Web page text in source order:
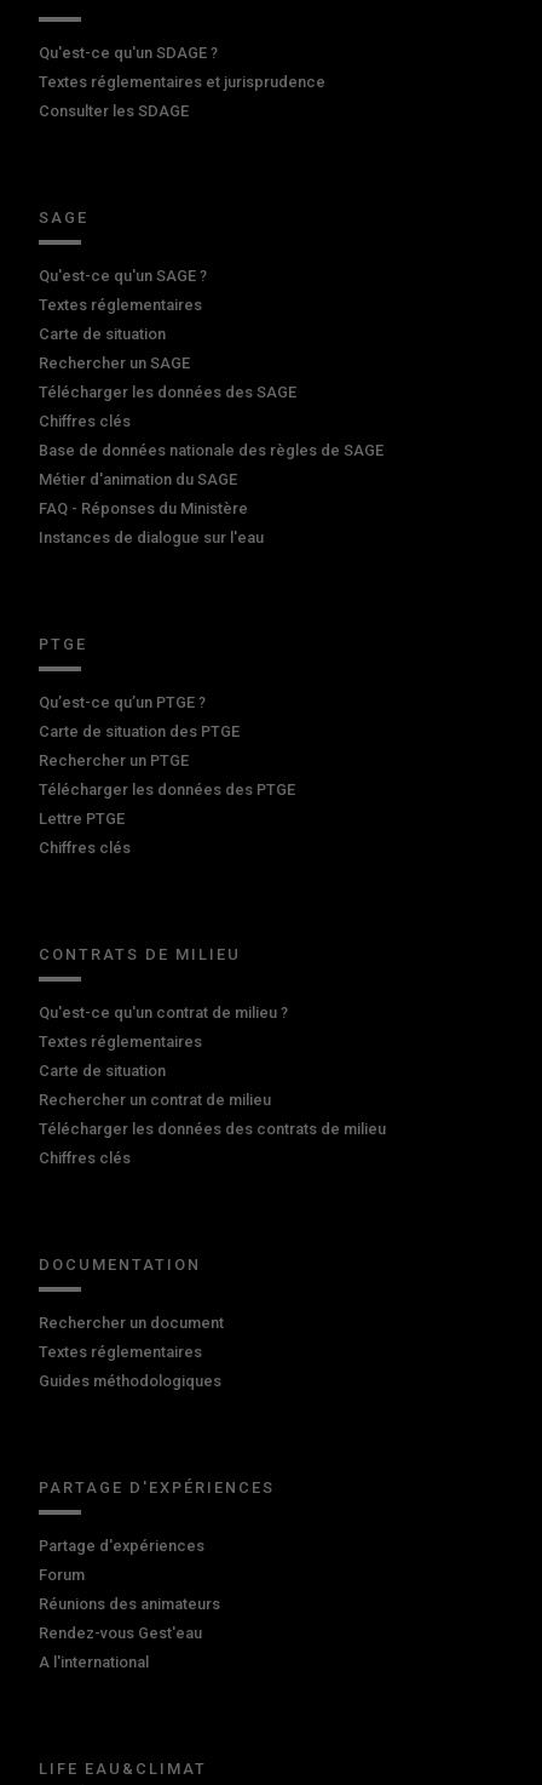
Qu'est-ce qu'un SDAGE ?
Textes réglementaires et jurisprudence
Consulter les SDAGE
SAGE
Qu'est-ce qu'un SAGE ?
Textes réglementaires
Carte de situation
Rechercher un SAGE
Télécharger les données des SAGE
Chiffres clés
Base de données nationale des règles de SAGE
Métier d'animation du SAGE
FAQ - Réponses du Ministère
Instances de dialogue sur l'eau
PTGE
Qu’est-ce qu’un PTGE ?
Carte de situation des PTGE
Rechercher un PTGE
Télécharger les données des PTGE
Lettre PTGE
Chiffres clés
CONTRATS DE MILIEU
Qu'est-ce qu'un contrat de milieu ?
Textes réglementaires
Carte de situation
Rechercher un contrat de milieu
Télécharger les données des contrats de milieu
Chiffres clés
DOCUMENTATION
Rechercher un document
Textes réglementaires
Guides méthodologiques
PARTAGE D'EXPÉRIENCES
Partage d'expériences
Forum
Réunions des animateurs
Rendez-vous Gest'eau
A l'international
LIFE EAU&CLIMAT